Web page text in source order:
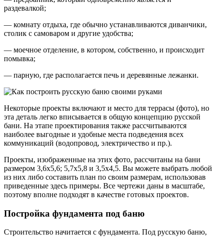
раздевалкой;
— комнату отдыха, где обычно устанавливаются диванчики,
столик с самоваром и другие удобства;
— моечное отделение, в котором, собственно, и происходит
помывка;
— парную, где располагается печь и деревянные лежанки.
Некоторые проекты включают и место для террасы (фото), но
эта деталь легко вписывается в общую концепцию русской
бани. На этапе проектирования также рассчитываются
наиболее выгодные и удобные места подведения всех
коммуникаций (водопровод, электричество и пр.).
Проекты, изображенные на этих фото, рассчитаны на бани
размером 3,6х5,6; 5,7х5,8 и 3,5х4,5. Вы можете выбрать любой
из них либо составить план по своим размерам, использовав
приведенные здесь примеры. Все чертежи даны в масштабе,
поэтому вполне подходят в качестве готовых проектов.
Постройка фундамента под баню
Строительство начитается с фундамента. Под русскую баню,